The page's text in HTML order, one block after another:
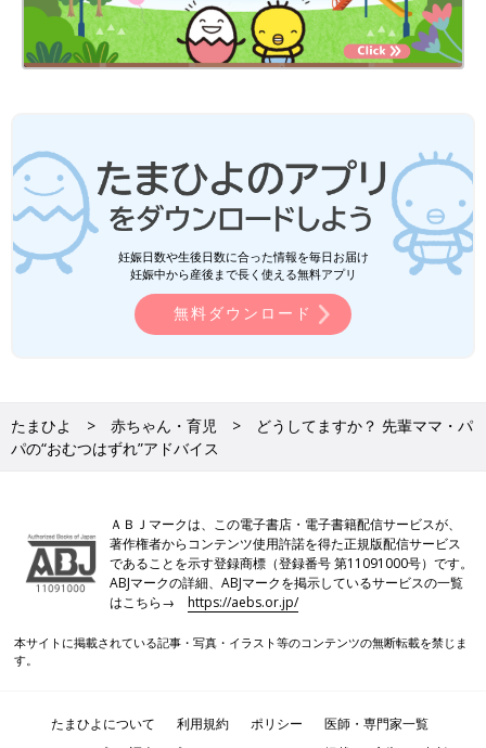
妊娠日数や生後日数に合った情報を毎日お届け
妊娠中から産後まで長く使える無料アプリ
無料ダウンロード
たまひよ 赤ちゃん・育児
どうしてますか？ 先輩ママ・パ
パの“おむつはずれ”アドバイス
ＡＢＪマークは、この電子書店・電子書籍配信サービスが、
著作権者からコンテンツ使用許諾を得た正規版配信サービス
であることを示す登録商標（登録番号 第11091000号）です。
ABJマークの詳細、ABJマークを掲示しているサービスの一覧
はこちら→https://aebs.or.jp/
本サイトに掲載されている記事・写真・イラスト等のコンテンツの無断転載を禁じま
す。
たまひよについて 利用規約 ポリシー
医師・専門家一覧